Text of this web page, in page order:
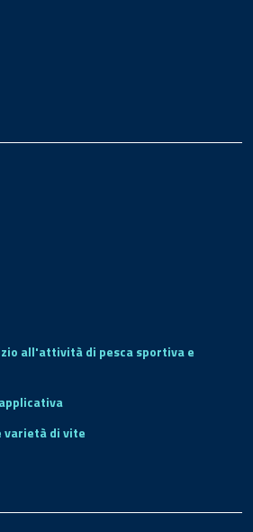
all'attività di pesca sportiva e
varietà di vite